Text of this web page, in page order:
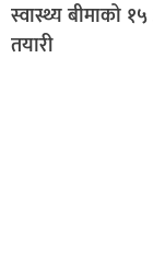
स्वास्थ्य बीमाको १५
तयारी